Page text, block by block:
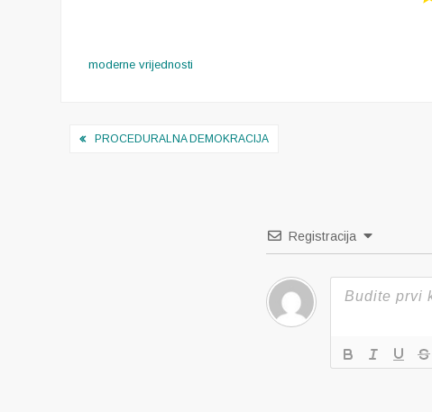
moderne vrijednosti
Navigacija
PROCEDURALNA DEMOKRACIJA
Registracija